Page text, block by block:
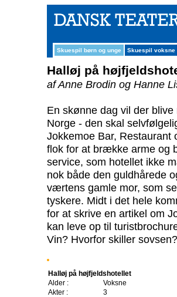
Skuespil børn og unge Skuespil voksne
Halløj på
af Anne Brodin og Hanne
En skønne dag vil der
Norge - den skal
Jokkemoe Bar, Restaurant
flok for at brække arme og
service, som hotellet ikke
nok både den guldhårede
værtens gamle mor, som
tyskere. Midt i det hele
for at skrive en artikel om
kan leve op til
Vin? Hvorfor skiller
Halløj på højfjeldshotellet
Alder :
Voksne
Akter :
3